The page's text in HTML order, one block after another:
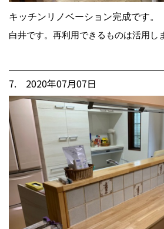
キッチンリノベーション完成です。
白井です。再利用できるものは活用し
7. 2020年07月07日